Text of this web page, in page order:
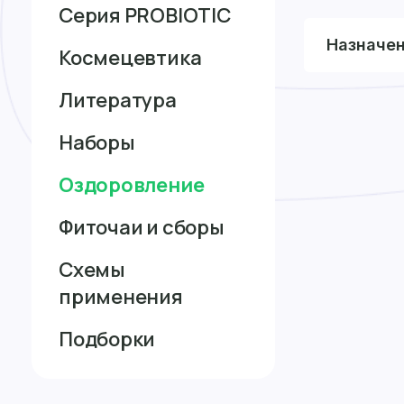
Серия PROBIOTIC
Космецевтика
Литература
Наборы
Оздоровление
Фиточаи и сборы
Схемы
применения
Подборки